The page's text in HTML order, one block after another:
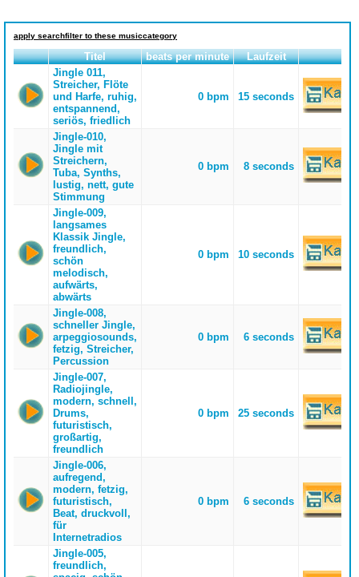
apply searchfilter to these musiccategory
Titel beats per minute
Laufzeit
Jingle 011,
Streicher, Flöte
und Harfe, ruhig,
entspannend,
seriös, friedlich
0 bpm 15 seconds
Jingle-010,
Jingle mit
Streichern,
Tuba, Synths,
lustig, nett, gute
Stimmung
0 bpm 8 seconds
Jingle-009,
langsames
Klassik Jingle,
freundlich,
schön
melodisch,
aufwärts,
abwärts
0 bpm 10 seconds
Jingle-008,
schneller Jingle,
arpeggiosounds,
fetzig, Streicher,
Percussion
0 bpm 6 seconds
Jingle-007,
Radiojingle,
modern, schnell,
Drums,
futuristisch,
großartig,
freundlich
0 bpm 25 seconds
Jingle-006,
aufregend,
modern, fetzig,
futuristisch,
Beat, druckvoll,
für
Internetradios
0 bpm 6 seconds
Jingle-005,
freundlich,